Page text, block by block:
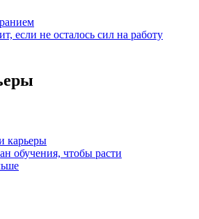
если не осталось сил на работу
карьеры
обучения, чтобы расти